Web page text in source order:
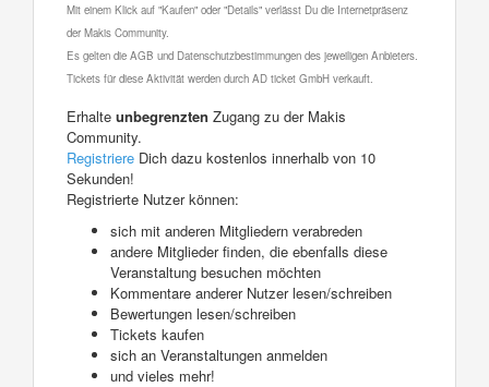
Mit einem Klick auf "Kaufen" oder "Details" verlässt Du die Internetpräsenz
der Makis Community.
Es gelten die AGB und Datenschutzbestimmungen des jeweiligen Anbieters.
Tickets für diese Aktivität werden durch AD ticket GmbH verkauft.
Erhalte unbegrenzten Zugang zu der Makis
Community.
Registriere Dich dazu kostenlos innerhalb von 10
Sekunden!
Registrierte Nutzer können:
sich mit anderen Mitgliedern verabreden
andere Mitglieder finden, die ebenfalls diese
Veranstaltung besuchen möchten
Kommentare anderer Nutzer lesen/schreiben
Bewertungen lesen/schreiben
Tickets kaufen
sich an Veranstaltungen anmelden
und vieles mehr!